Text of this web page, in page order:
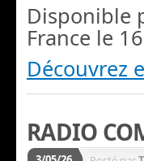
Disponible
France le
Découvrez
RADIO